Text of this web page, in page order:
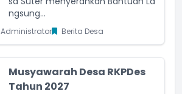
ngsung...
Administrator Berita Desa
Musyawarah Desa RKPDes
Tahun 2027